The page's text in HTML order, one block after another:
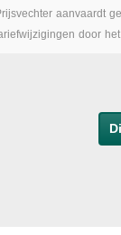
aanvaardt
door